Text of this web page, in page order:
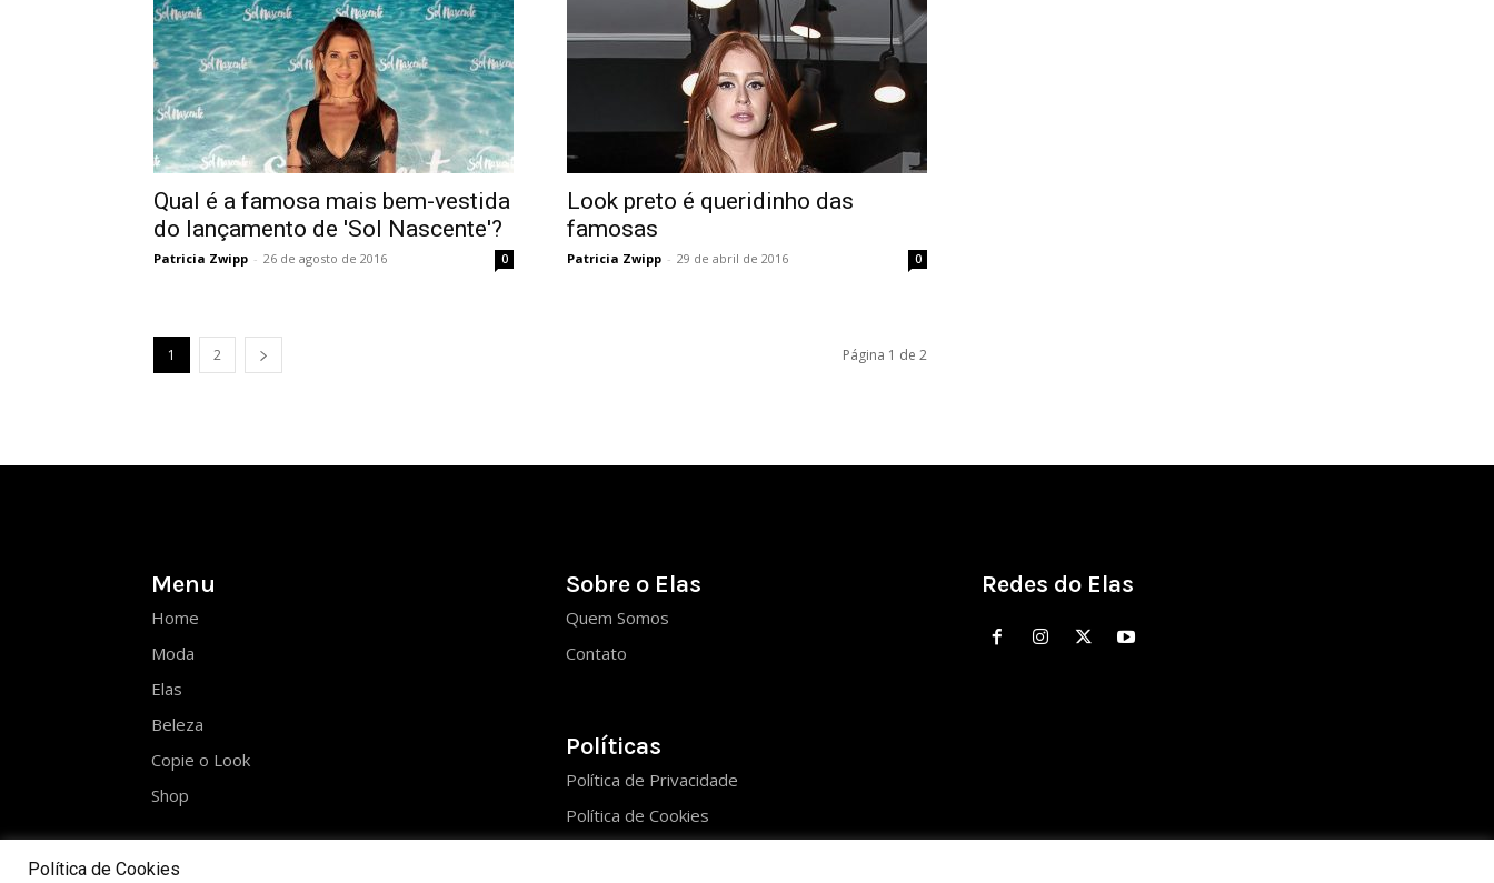
Qual é a famosa mais bem-vestida
do lançamento de 'Sol Nascente'?
Patricia Zwipp - 26 de agosto de 2016 0
Look preto é queridinho das
famosas
Patricia Zwipp - 29 de abril de 2016 0
1 2 Página 1 de 2
Menu
Home
Moda
Elas
Beleza
Copie o Look
Shop
Sobre o Elas
Quem Somos
Contato
Políticas
Política de Privacidade
Política de Cookies
Redes do Elas
Política de Cookies